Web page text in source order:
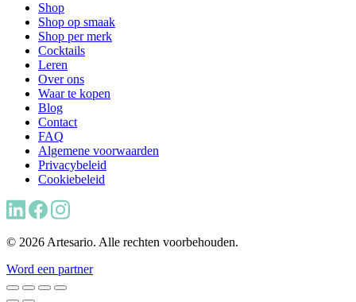
Shop
Shop op smaak
Shop per merk
Cocktails
Leren
Over ons
Waar te kopen
Blog
Contact
FAQ
Algemene voorwaarden
Privacybeleid
Cookiebeleid
© 2026 Artesario. Alle rechten voorbehouden.
Word een partner